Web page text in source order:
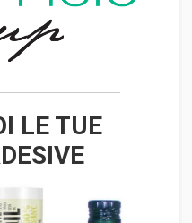
LE TUE